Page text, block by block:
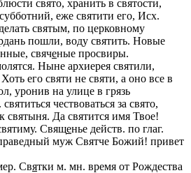
свято, хранить в святости,
еже святити его, Исх.
святым, по церковному
пошли, воду святить. Новые
нные, свяченые просвиры.
Ныне архиерея святили,
Хоть его святи не святи, а оно все в
уронив на улице в грязь
святиться чествоваться за свято,
святыня. Да святится имя Твое!
Священье действ. по глаг.
муж Святче Божий! привет
Святки м. мн. время от Рождества